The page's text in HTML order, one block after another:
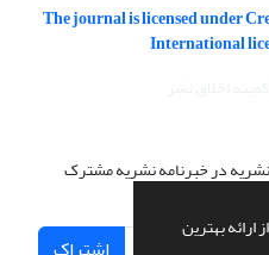
ارائه بهترین
The journal is licensed under
International
نشریه در خبرنامه نشریه مشترک